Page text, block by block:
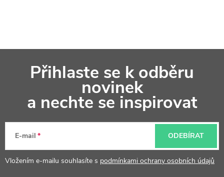
a
Přihlaste se k odběru
novinek
a nechte se inspirovat
E-mail
Vložením e-mailu souhlasíte s podmínkami ochrany osobních údajů
ODEBÍRAT